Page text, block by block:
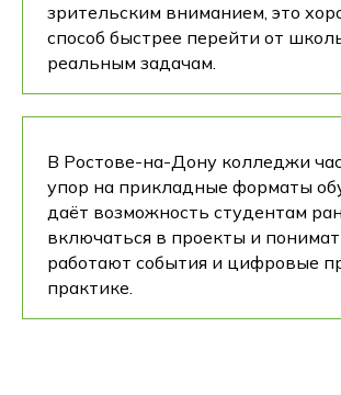
зрительским вниманием, это
способ быстрее перейти от
реальным задачам.
В Ростове-на-Дону колледжи
упор на прикладные форматы
даёт возможность студентам
включаться в проекты и
работают события и цифровые
практике.